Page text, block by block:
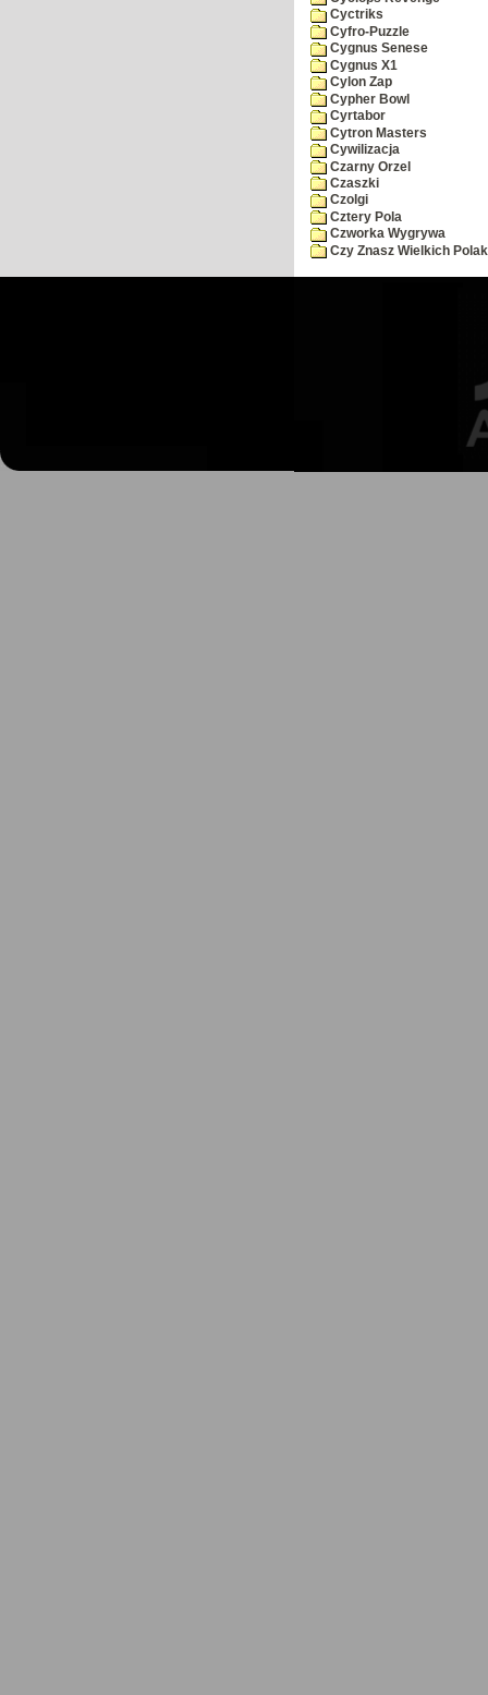
Cyctriks
Cyfro-Puzzle
Cygnus Senese
Cygnus X1
Cylon Zap
Cypher Bowl
Cyrtabor
Cytron Masters
Cywilizacja
Czarny Orzel
Czaszki
Czolgi
Cztery Pola
Czworka Wygrywa
Czy Znasz Wielkich